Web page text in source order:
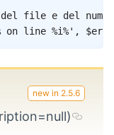
del file e del
line %i%' ,